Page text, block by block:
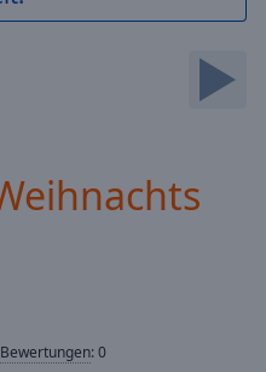
Bewertungen:0